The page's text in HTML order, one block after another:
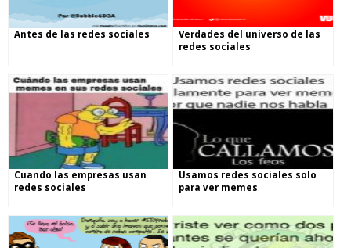
Antes de las redes sociales
Verdades del universo de las
redes sociales
Cuando las empresas usan
redes sociales
Usamos redes sociales solo
para ver memes